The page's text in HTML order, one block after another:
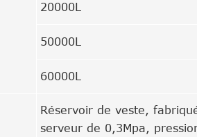
20000L
50000L
60000L
Réservoir de veste,
serveur de 0,3Mpa,